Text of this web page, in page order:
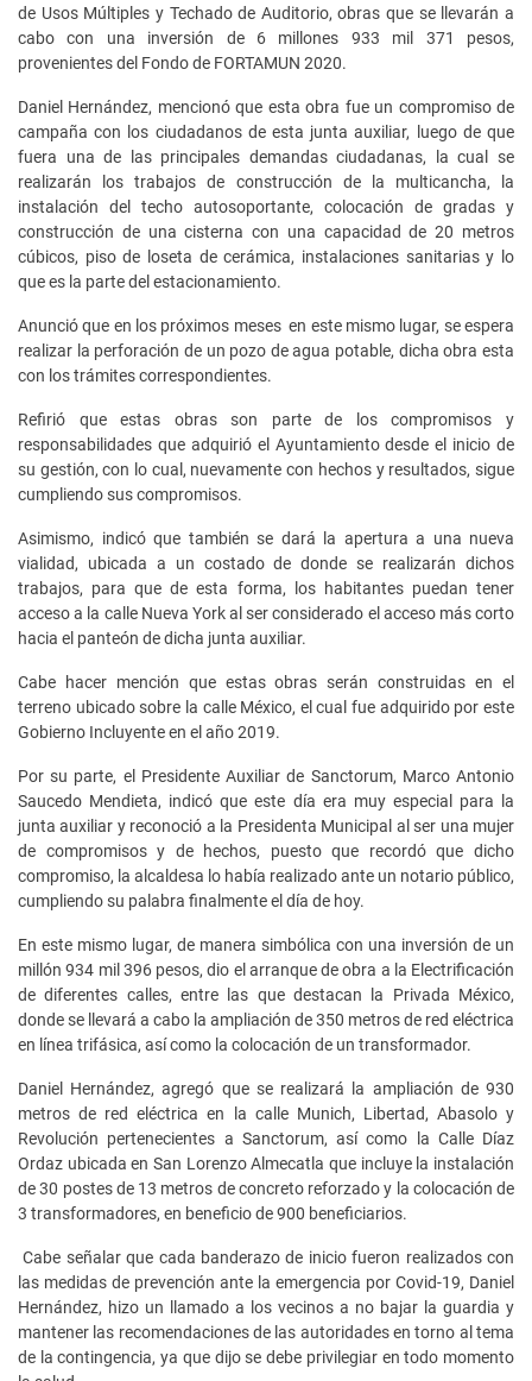
de Usos Múltiples y Techado de Auditorio, obras que se llevarán a
cabo con una inversión de 6 millones 933 mil 371 pesos,
provenientes del Fondo de FORTAMUN 2020.
Daniel Hernández, mencionó que esta obra fue un compromiso de
campaña con los ciudadanos de esta junta auxiliar, luego de que
fuera una de las principales demandas ciudadanas, la cual se
realizarán los trabajos de construcción de la multicancha, la
instalación del techo autosoportante, colocación de gradas y
construcción de una cisterna con una capacidad de 20 metros
cúbicos, piso de loseta de cerámica, instalaciones sanitarias y lo
que es la parte del estacionamiento.
Anunció que en los próximos meses en este mismo lugar, se espera
realizar la perforación de un pozo de agua potable, dicha obra esta
con los trámites correspondientes.
Refirió que estas obras son parte de los compromisos y
responsabilidades que adquirió el Ayuntamiento desde el inicio de
su gestión, con lo cual, nuevamente con hechos y resultados, sigue
cumpliendo sus compromisos.
Asimismo, indicó que también se dará la apertura a una nueva
vialidad, ubicada a un costado de donde se realizarán dichos
trabajos, para que de esta forma, los habitantes puedan tener
acceso a la calle Nueva York al ser considerado el acceso más corto
hacia el panteón de dicha junta auxiliar.
Cabe hacer mención que estas obras serán construidas en el
terreno ubicado sobre la calle México, el cual fue adquirido por este
Gobierno Incluyente en el año 2019.
Por su parte, el Presidente Auxiliar de Sanctorum, Marco Antonio
Saucedo Mendieta, indicó que este día era muy especial para la
junta auxiliar y reconoció a la Presidenta Municipal al ser una mujer
de compromisos y de hechos, puesto que recordó que dicho
compromiso, la alcaldesa lo había realizado ante un notario público,
cumpliendo su palabra finalmente el día de hoy.
En este mismo lugar, de manera simbólica con una inversión de un
millón 934 mil 396 pesos, dio el arranque de obra a la Electrificación
de diferentes calles, entre las que destacan la Privada México,
donde se llevará a cabo la ampliación de 350 metros de red eléctrica
en línea trifásica, así como la colocación de un transformador.
Daniel Hernández, agregó que se realizará la ampliación de 930
metros de red eléctrica en la calle Munich, Libertad, Abasolo y
Revolución pertenecientes a Sanctorum, así como la Calle Díaz
Ordaz ubicada en San Lorenzo Almecatla que incluye la instalación
de 30 postes de 13 metros de concreto reforzado y la colocación de
3 transformadores, en beneficio de 900 beneficiarios.
Cabe señalar que cada banderazo de inicio fueron realizados con
las medidas de prevención ante la emergencia por Covid-19, Daniel
Hernández, hizo un llamado a los vecinos a no bajar la guardia y
mantener las recomendaciones de las autoridades en torno al tema
de la contingencia, ya que dijo se debe privilegiar en todo momento